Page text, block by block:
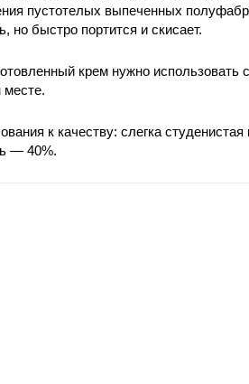
пустотелых выпеченных
но быстро портится и скисает.
крем нужно использовать
к качеству: слегка
— 40%.